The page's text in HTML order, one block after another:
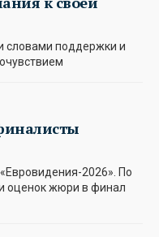
словами поддержки и
2026». По
оценок жюри в финал